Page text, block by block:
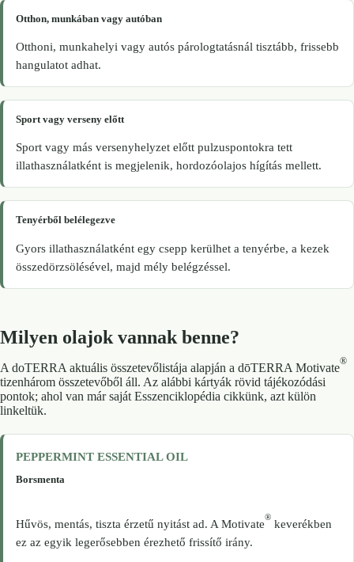
Otthon, munkában vagy autóban
Otthoni, munkahelyi vagy autós párologtatásnál tisztább, frissebb
hangulatot adhat.
Sport vagy verseny előtt
Sport vagy más versenyhelyzet előtt pulzuspontokra tett
illathasználatként is megjelenik, hordozóolajos hígítás mellett.
Tenyérből belélegezve
Gyors illathasználatként egy csepp kerülhet a tenyérbe, a kezek
összedörzsölésével, majd mély belégzéssel.
Milyen olajok vannak benne?
A doTERRA aktuális összetevőlistája alapján a dōTERRA Motivate®
tizenhárom összetevőből áll. Az alábbi kártyák rövid tájékozódási
pontok; ahol van már saját Esszenciklopédia cikkünk, azt külön
linkeltük.
PEPPERMINT ESSENTIAL OIL
Borsmenta
Hűvös, mentás, tiszta érzetű nyitást ad. A Motivate® keverékben
ez az egyik legerősebben érezhető frissítő irány.